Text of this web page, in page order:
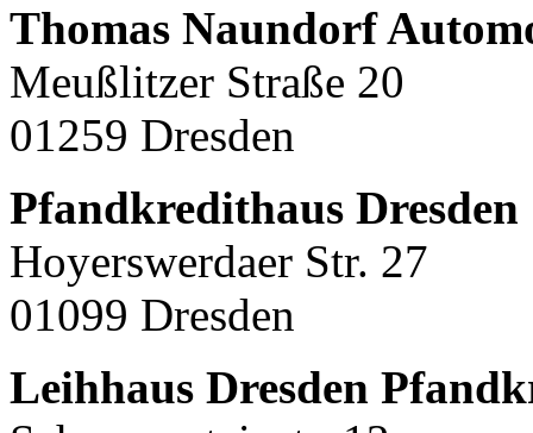
Thomas Naundorf
Meußlitzer Straße 20
01259 Dresden
Pfandkredithaus Dresden
Hoyerswerdaer Str. 27
01099 Dresden
Leihhaus Dresden